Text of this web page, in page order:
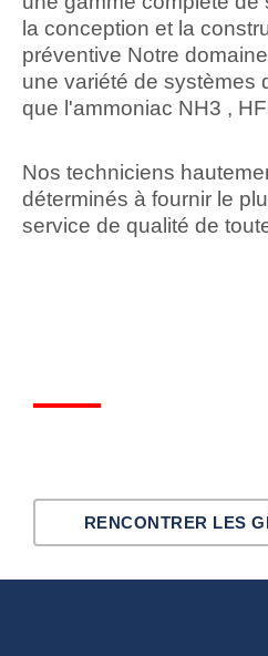
la conception et la
préventive Notre
une variété de systèmes
que l'ammoniac NH3 ,
Nos techniciens
déterminés à fournir le
service de qualité de
RENCONTRER LES